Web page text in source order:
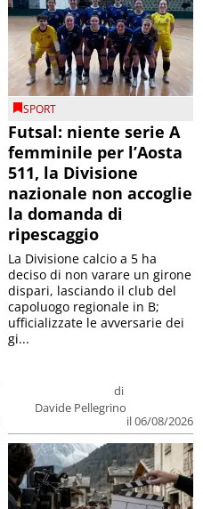
SPORT
Futsal: niente serie A
femminile per l’Aosta
511, la Divisione
nazionale non accoglie
la domanda di
ripescaggio
di
Davide Pellegrino
il 06/08/2026
La Divisione calcio a 5 ha
deciso di non varare un girone
dispari, lasciando il club del
capoluogo regionale in B;
ufficializzate le avversarie dei
gi...